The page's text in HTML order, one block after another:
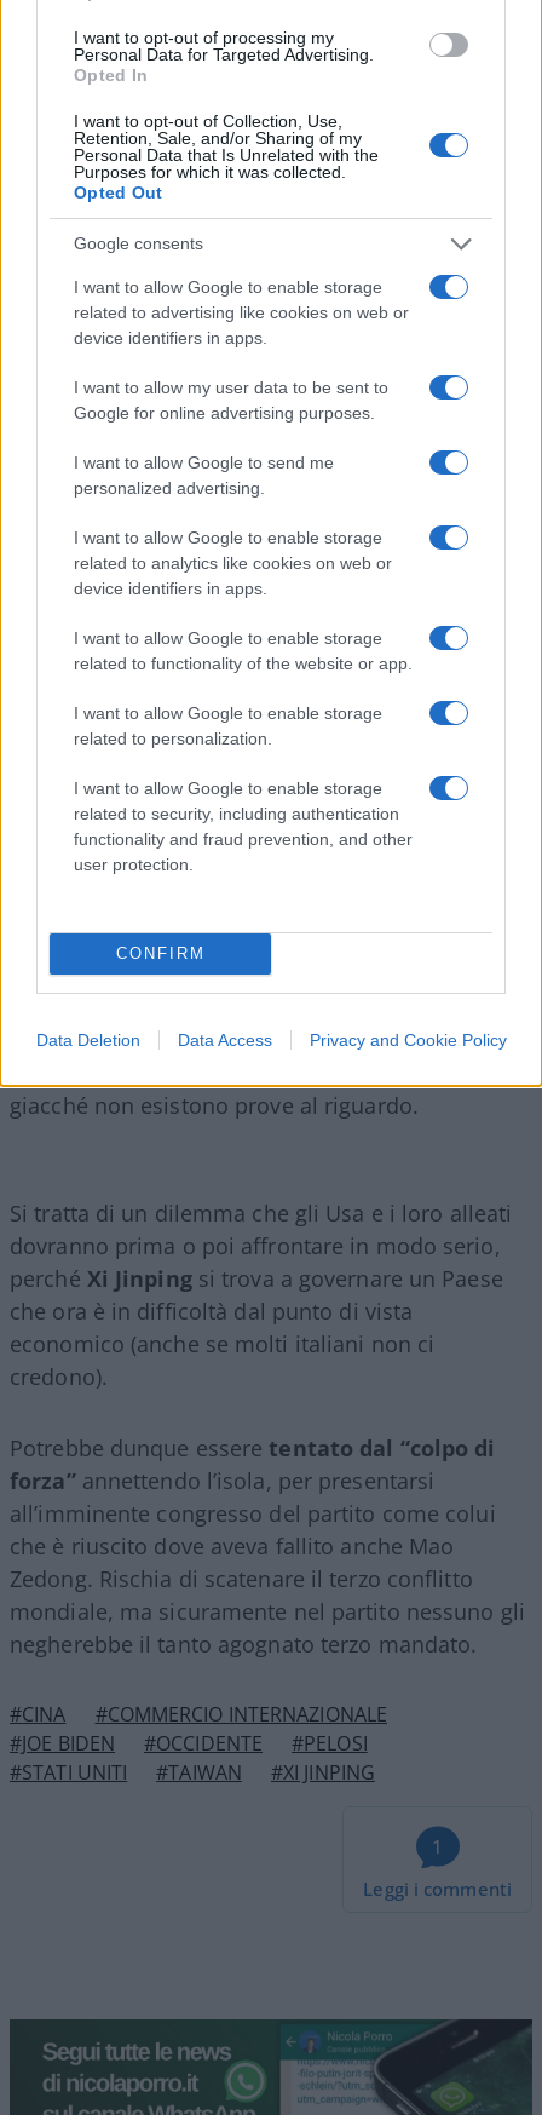
I want to opt-out of processing my
Personal Data for Targeted Advertising.
Opted In
I want to opt-out of Collection, Use,
Retention, Sale, and/or Sharing of my
Personal Data that Is Unrelated with the
Purposes for which it was collected.
Opted Out
Google consents
I want to allow Google to enable storage
related to advertising like cookies on web or
device identifiers in apps.
I want to allow my user data to be sent to
Google for online advertising purposes.
I want to allow Google to send me
personalized advertising.
I want to allow Google to enable storage
related to analytics like cookies on web or
device identifiers in apps.
I want to allow Google to enable storage
related to functionality of the website or app.
I want to allow Google to enable storage
related to personalization.
I want to allow Google to enable storage
related to security, including authentication
functionality and fraud prevention, and other
user protection.
CONFIRM
Data Deletion Data Access Privacy and Cookie Policy
Per governo e abitanti dell’isola si tratta di una
grande notizia. Significa, infatti, che l’America non
intende abbandonarli e, al contrario,
garantire il libero accesso a Taiwan
sia via mare
sia via cielo, nonostante i blocchi minacciati
dall’Esercito popolare di liberazione cinese.
Ma il commercio non basta
È pure ovvio, tuttavia, che la libertà commerciale,
anche se incrementata, non basta. E questo resta
vero finché gli Stati Uniti rimarranno avviluppati
” che li
porta, da un lato, a difendere (anche militarmente)
slogan“una sola Cina”imposto da Pechino
all’intera comunità internazionale.
Il dilemma dell’indipendenza
Pur riconoscendo che la“realpolitik”
strumento essenziale nelle relazioni tra Stati, è
ovvio che Taiwan potrà sentirsi al sicuro solo se la
indipendenza come nazionesovrana verrà
riconosciuta, se non da tutti, almeno da un
Tuttavia, considerata la situazione attuale,
significa, automaticamente,
romperli con
giacché non esistono prove al riguardo.
Si tratta di un dilemma che gli Usa e i loro alleati
dovranno prima o poi affrontare in modo serio,
perché Xi Jinpingsi trova a governare un Paese
che ora è in difficoltà dal punto di vista
economico (anche se molti italiani non ci
credono).
Potrebbe dunque esseretentato dal “colpo di
forza”annettendo l’isola, per presentarsi
all’imminente congresso del partito come colui
che è riuscito dove aveva fallito anche Mao
Zedong. Rischia di scatenare il terzo conflitto
mondiale, ma sicuramente nel partito nessuno gli
negherebbe il tanto agognato terzo mandato.
#CINA
#COMMERCIO INTERNAZIONALE
#JOE BIDEN
#OCCIDENTE
#PELOSI
#STATI UNITI
#TAIWAN #XI JINPING
1
Leggi i commenti
La trattativa su Hormuz e la